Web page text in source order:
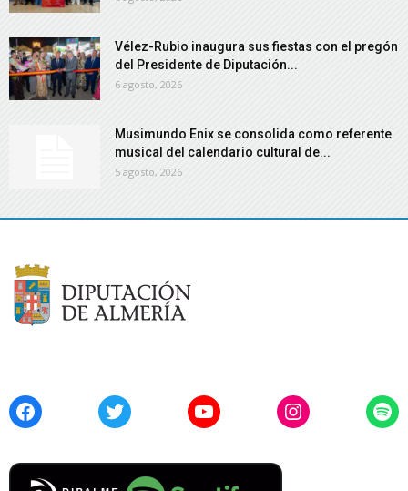
Vélez-Rubio inaugura sus fiestas con el pregón
del Presidente de Diputación...
6 agosto, 2026
Musimundo Enix se consolida como referente
musical del calendario cultural de...
5 agosto, 2026
FacebookTwitter YouTubeInstagram